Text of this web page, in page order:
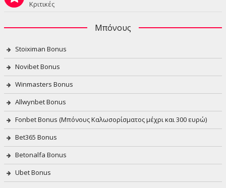
Κριτικές
Μπόνους
Stoiximan Bonus
Novibet Bonus
Winmasters Bonus
Allwynbet Bonus
Fonbet Bonus (Μπόνους Καλωσορίσματος μέχρι και 300 ευρώ)
Bet365 Bonus
Betonalfa Bonus
Ubet Bonus